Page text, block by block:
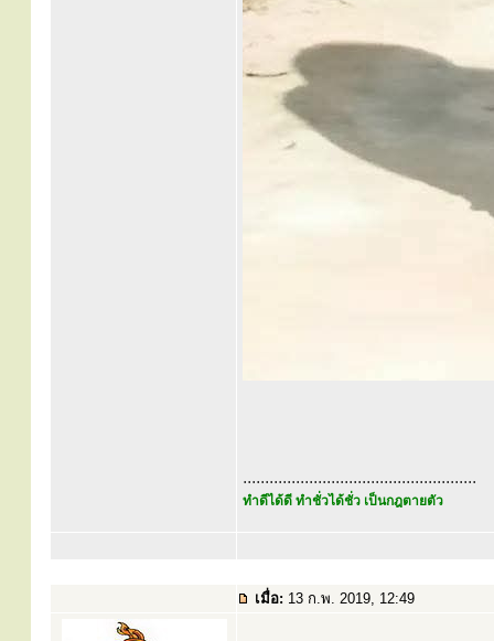
.....................................................
ทำดีได้ดี ทำชั่วได้ชั่ว เป็นกฎตายตัว
เมื่อ: 13 ก.พ. 2019, 12:49